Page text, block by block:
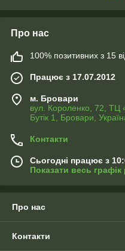
Про нас
100% позитивних з 15
Працює з 17.07.2012
м. Бровари
вул. Короленко, 72, ТЦ
Бутік 1, Бровари,
Контакти
Сьогодні працює з
Показати весь графік
Про нас
Контакти